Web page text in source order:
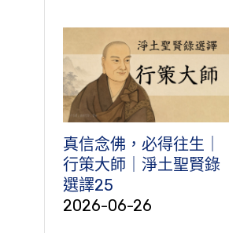
真信念佛，必得往生｜
行策大師｜淨土聖賢錄
選譯25
2026-06-26